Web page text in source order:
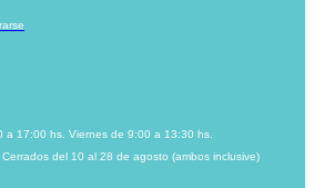
a 17:00 hs. Viernes de 9:00 a 13:30 hs.
del 10 al 28 de agosto (ambos inclusive)